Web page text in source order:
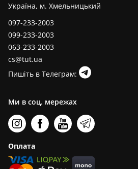
Україна, м. Хмельницький
097-233-2003
099-233-2003
063-233-2003
cs@tut.ua
Пишіть в Телеграм:
Ми в соц. мережах
Оплата